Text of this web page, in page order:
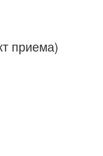
приема)